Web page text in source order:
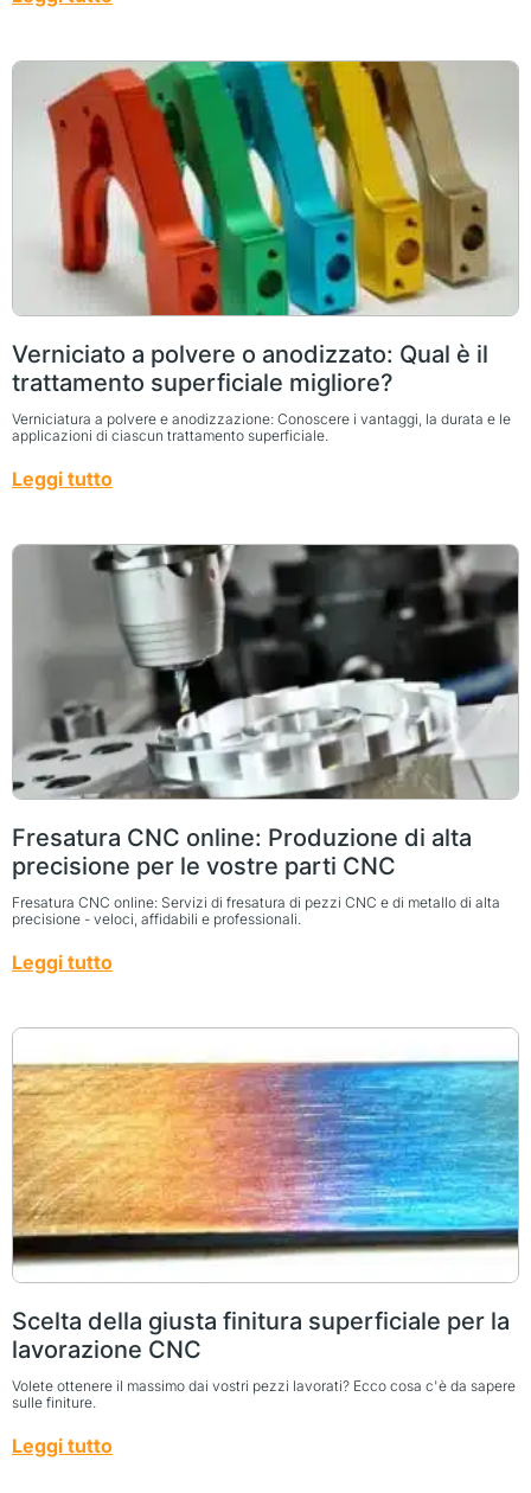
Verniciato a polvere o anodizzato: Qual è il
trattamento superficiale migliore?
Verniciatura a polvere e anodizzazione: Conoscere i vantaggi, la durata e le
applicazioni di ciascun trattamento superficiale.
Leggi tutto
Fresatura CNC online: Produzione di alta
precisione per le vostre parti CNC
Fresatura CNC online: Servizi di fresatura di pezzi CNC e di metallo di alta
precisione - veloci, affidabili e professionali.
Leggi tutto
Scelta della giusta finitura superficiale per la
lavorazione CNC
Volete ottenere il massimo dai vostri pezzi lavorati? Ecco cosa c'è da sapere
sulle finiture.
Leggi tutto